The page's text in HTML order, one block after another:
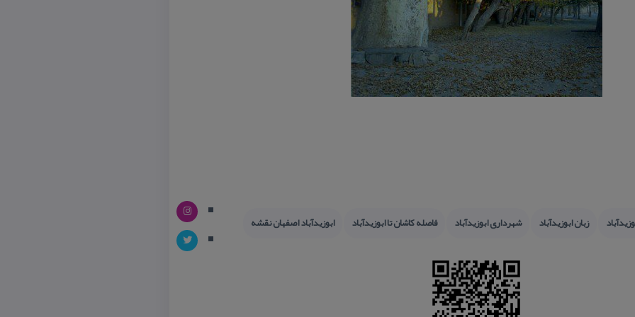
زبان ابوزیدآباد شهرداری ابوزیدآباد فاصله كاشان تا ابوزیدآباد ابوزیدآباد اصفهان نقشه